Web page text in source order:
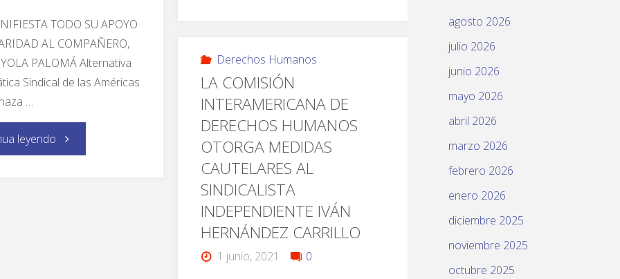
TODO SU APOYO
AL COMPAÑERO,
PALOMÁ Alternativa
Sindical de las Américas
…
leyendo
Derechos Humanos
LA COMISIÓN
INTERAMERICANA DE
DERECHOS HUMANOS
OTORGA MEDIDAS
CAUTELARES AL
SINDICALISTA
INDEPENDIENTE IVÁN
HERNÁNDEZ CARRILLO
1 junio, 2021 0
agosto 2026
julio 2026
junio 2026
mayo 2026
abril 2026
marzo 2026
febrero 2026
enero 2026
diciembre 2025
noviembre 2025
octubre 2025